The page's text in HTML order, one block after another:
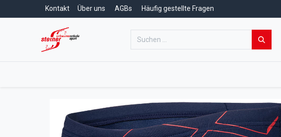
Kontakt Über uns AGBs Häufig gestellte Fragen